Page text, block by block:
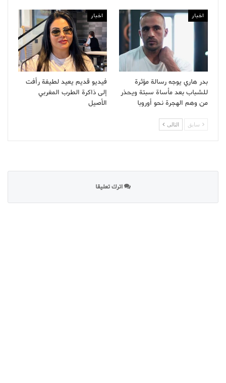
اخبار
بدر هاري يوجه رسالة مؤثرة
للشباب بعد مأساة سبتة ويحذر
من وهم الهجرة نحو أوروبا
اخبار
فيديو قديم يعيد لطيفة رأفت
إلى ذاكرة الطرب المغربي
الأصيل
سابق التالى
اترك تعليقا